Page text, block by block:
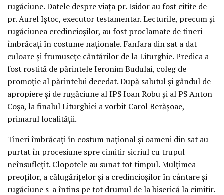
rugăciune. Datele despre viaţa pr. Isidor au fost citite de
pr. Aurel Iştoc, executor testamentar. Lecturile, precum şi
rugăciunea credincioşilor, au fost proclamate de tineri
îmbrăcaţi în costume naţionale. Fanfara din sat a dat
culoare şi frumuseţe cântărilor de la Liturghie. Predica a
fost rostită de părintele Ieronim Budulai, coleg de
promoţie al părintelui decedat. După salutul şi gândul de
apropiere şi de rugăciune al IPS Ioan Robu şi al PS Anton
Coşa, la finalul Liturghiei a vorbit Carol Berăşoae,
primarul localităţii.
Tineri îmbrăcaţi în costum naţional şi oameni din sat au
purtat în procesiune spre cimitir sicriul cu trupul
neînsufleţit. Clopotele au sunat tot timpul. Mulţimea
preoţilor, a călugăriţelor şi a credincioşilor în cântare şi
rugăciune s-a întins pe tot drumul de la biserică la cimitir.